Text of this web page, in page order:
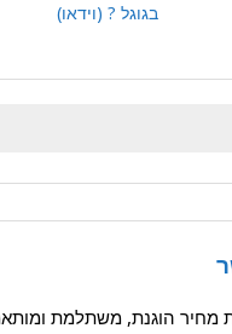
בגוגל ? (וידאו)
מחיר הוגנת, משתלמת